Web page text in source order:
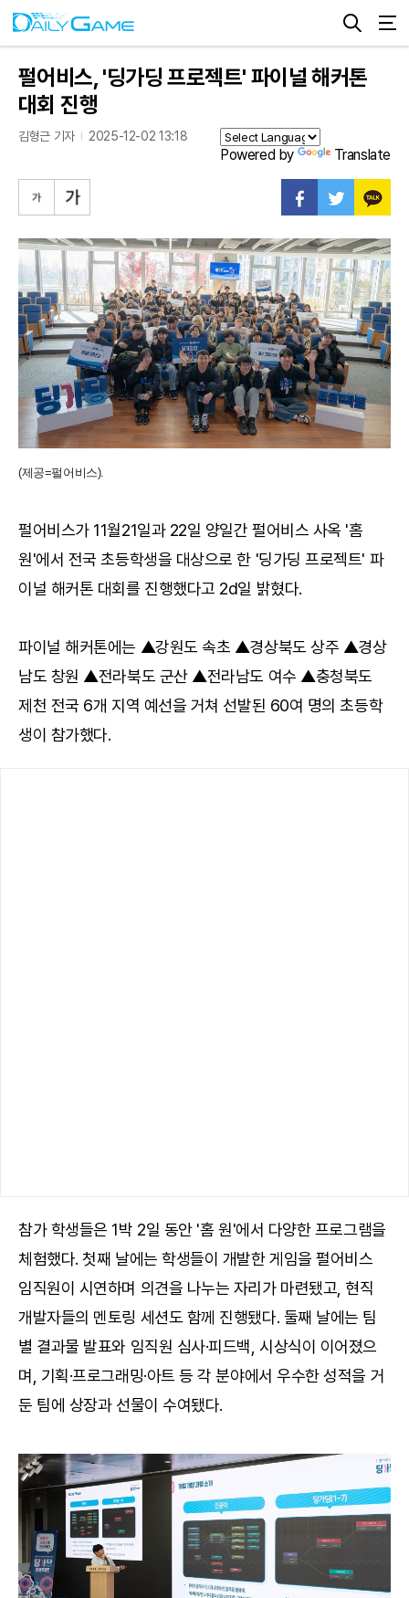
펄어비스, '딩가딩 프로젝트' 파이널 해커톤
대회 진행
김형근 기자 2025-12-02 13:18
Powered by Translate
(제공=펄어비스).
펄어비스가 11월21일과 22일 양일간 펄어비스 사옥 '홈
원'에서 전국 초등학생을 대상으로 한 '딩가딩 프로젝트' 파
이널 해커톤 대회를 진행했다고 2d일 밝혔다.
파이널 해커톤에는 ▲강원도 속초 ▲경상북도 상주 ▲경상
남도 창원 ▲전라북도 군산 ▲전라남도 여수 ▲충청북도
제천 전국 6개 지역 예선을 거쳐 선발된 60여 명의 초등학
생이 참가했다.
참가 학생들은 1박 2일 동안 '홈 원'에서 다양한 프로그램을
체험했다. 첫째 날에는 학생들이 개발한 게임을 펄어비스
임직원이 시연하며 의견을 나누는 자리가 마련됐고, 현직
개발자들의 멘토링 세션도 함께 진행됐다. 둘째 날에는 팀
별 결과물 발표와 임직원 심사·피드백, 시상식이 이어졌으
며, 기획·프로그래밍·아트 등 각 분야에서 우수한 성적을 거
둔 팀에 상장과 선물이 수여됐다.